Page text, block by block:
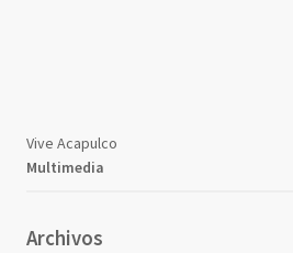
Vive Acapulco
Multimedia
Archivos